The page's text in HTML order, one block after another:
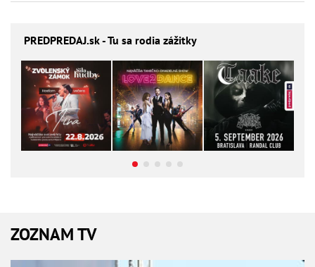
PREDPREDAJ.sk - Tu sa rodia zážitky
ZOZNAM TV